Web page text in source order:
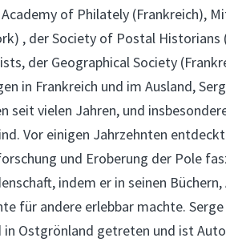
of Philately (Frankreich),
, der Society of Postal
der Geographical Society
in Frankreich und im Ausland,
vielen Jahren, und
Vor einigen Jahrzehnten
und Eroberung der Pole
indem er in seinen
für andere erlebbar machte.
Ostgrönland getreten und ist